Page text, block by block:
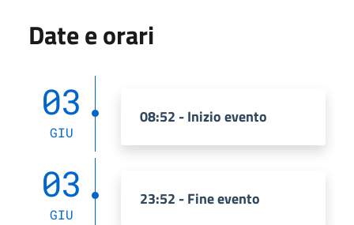
Date e orari
03
GIU
08:52 - Inizio evento
03
GIU
23:52 - Fine evento